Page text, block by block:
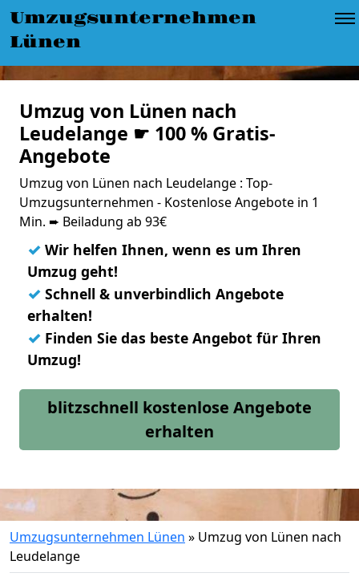
Umzugsunternehmen
Lünen
Umzug von Lünen nach
Leudelange ☛ 100 % Gratis-
Angebote
Umzug von Lünen nach Leudelange : Top-
Umzugsunternehmen - Kostenlose Angebote in 1
Min. ➨ Beiladung ab 93€
✓ Wir helfen Ihnen, wenn es um Ihren
Umzug geht!
✓ Schnell & unverbindlich Angebote
erhalten!
✓ Finden Sie das beste Angebot für Ihren
Umzug!
blitzschnell kostenlose Angebote
erhalten
Umzugsunternehmen Lünen » Umzug von Lünen nach
Leudelange